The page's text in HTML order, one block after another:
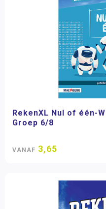
RekenXL Nul of één-
Groep 6/8
VANAF 3,65